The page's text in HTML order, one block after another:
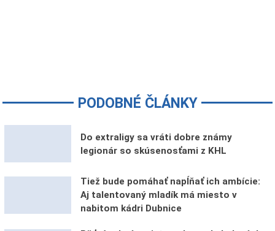
PODOBNÉ ČLÁNKY
Do extraligy sa vráti dobre známy
legionár so skúsenosťami z KHL
Tiež bude pomáhať napĺňať ich ambície:
Aj talentovaný mladík má miesto v
nabitom kádri Dubnice